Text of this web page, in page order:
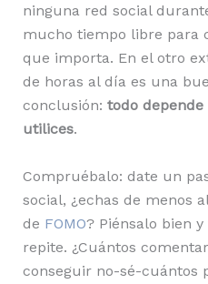
ninguna red social
mucho tiempo libre para
que importa. En el otro
de horas al día es una
conclusión: todo
utilices.
Compruébalo: date un
social, ¿echas de menos
de FOMO? Piénsalo bien
repite. ¿Cuántos
conseguir no-sé-cuántos